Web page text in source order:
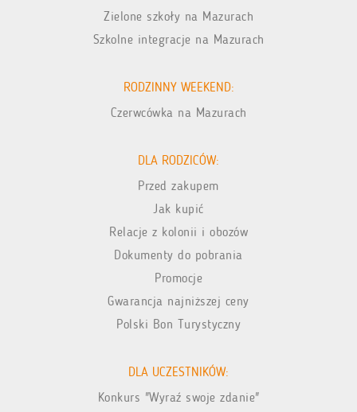
Zielone szkoły na Mazurach
Szkolne integracje na Mazurach
RODZINNY WEEKEND:
Czerwcówka na Mazurach
DLA RODZICÓW:
Przed zakupem
Jak kupić
Relacje z kolonii i obozów
Dokumenty do pobrania
Promocje
Gwarancja najniższej ceny
Polski Bon Turystyczny
DLA UCZESTNIKÓW:
Konkurs "Wyraź swoje zdanie"